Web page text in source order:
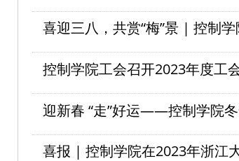
喜迎三八，共赏“梅”景 | 控制
控制学院工会召开2023年度工
迎新春 “走”好运——控制学院